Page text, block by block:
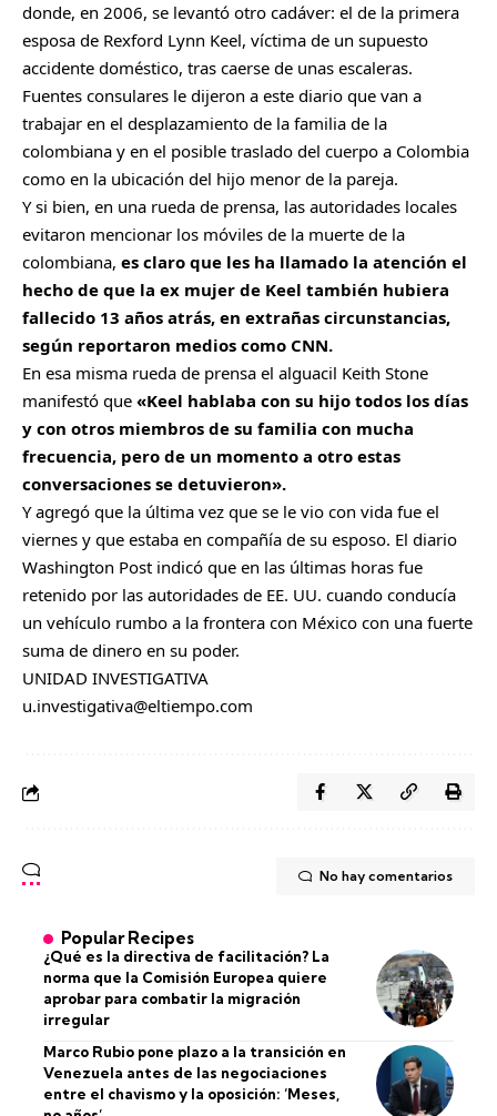
donde, en 2006, se levantó otro cadáver: el de la primera
esposa de Rexford Lynn Keel, víctima de un supuesto
accidente doméstico, tras caerse de unas escaleras.
Fuentes consulares le dijeron a este diario que van a
trabajar en el desplazamiento de la familia de la
colombiana y en el posible traslado del cuerpo a Colombia
como en la ubicación del hijo menor de la pareja.
Y si bien, en una rueda de prensa, las autoridades locales
evitaron mencionar los móviles de la muerte de la
colombiana, es claro que les ha llamado la atención el
hecho de que la ex mujer de Keel también hubiera
fallecido 13 años atrás, en extrañas circunstancias,
según reportaron medios como CNN.
En esa misma rueda de prensa el alguacil Keith Stone
manifestó que «Keel hablaba con su hijo todos los días
y con otros miembros de su familia con mucha
frecuencia, pero de un momento a otro estas
conversaciones se detuvieron».
Y agregó que la última vez que se le vio con vida fue el
viernes y que estaba en compañía de su esposo. El diario
Washington Post indicó que en las últimas horas fue
retenido por las autoridades de EE. UU. cuando conducía
un vehículo rumbo a la frontera con México con una fuerte
suma de dinero en su poder.
UNIDAD INVESTIGATIVA
u.investigativa@eltiempo.com
No hay comentarios
Popular Recipes
¿Qué es la directiva de facilitación? La
norma que la Comisión Europea quiere
aprobar para combatir la migración
irregular
Marco Rubio pone plazo a la transición en
Venezuela antes de las negociaciones
entre el chavismo y la oposición: ‘Meses,